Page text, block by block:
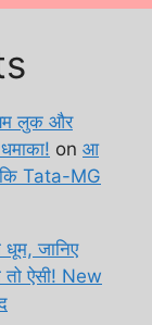
लुक और
on आ
Tata-MG
जानिए
तो ऐसी! New